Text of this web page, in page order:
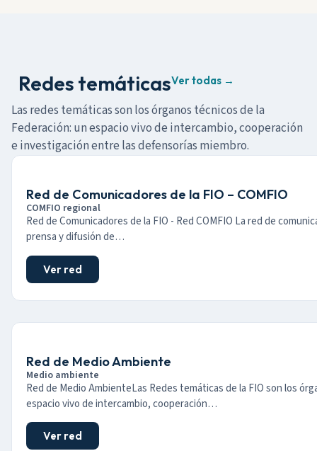
Redes temáticasVer todas →
Las redes temáticas son los órganos técnicos de la
Federación: un espacio vivo de intercambio, cooperación
e investigación entre las defensorías miembro.
Red de Comunicadores de la FIO – COMFIO
COMFIO regional
Red de Comunicadores de la FIO - Red COMFIO La red de
prensa y difusión de…
Ver red
Red de Medio Ambiente
Medio ambiente
Red de Medio AmbienteLas Redes temáticas de la FIO son los
espacio vivo de intercambio, cooperación…
Ver red